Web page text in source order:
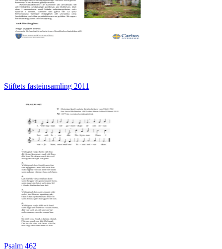
Stiftets fasteinsamling 2011
Psalm 462